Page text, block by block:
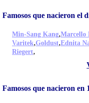
Famosos que nacieron el
Min-Sang Kang,Marcello
Varitek,Goldust,Ednita
Riegert,
Famosos que nacieron